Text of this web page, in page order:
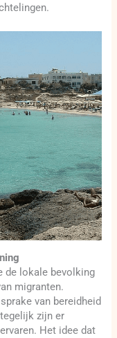
de lokale bevolking
migranten.
van bereidheid
zijn er
Het idee dat